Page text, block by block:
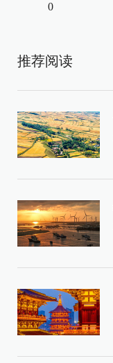
0
推荐阅读